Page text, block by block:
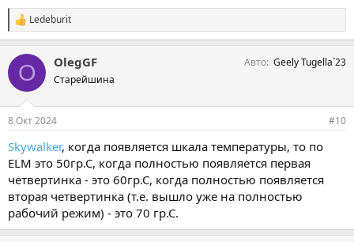
С
и
п
т
Ledeburit
O OlegGF
Старейшина
Авто Geely Tugella`23
8 Окт 2024 #10
Skywalker, когда появляется шкала температуры, то по
ELM это 50гр.С, когда полностью появляется первая
четвертинка - это 60гр.С, когда полностью появляется
вторая четвертинка (т.е. вышло уже на полностью
рабочий режим) - это 70 гр.С.